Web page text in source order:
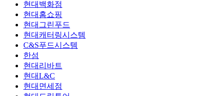
현대백화점
현대홈쇼핑
현대그린푸드
현대캐터링시스템
C&S푸드시스템
한섬
현대리바트
현대L&C
현대면세점